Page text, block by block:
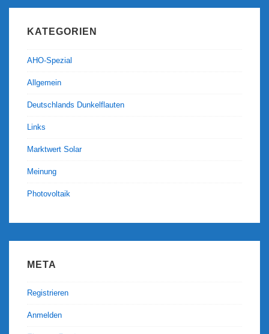
KATEGORIEN
AHO-Spezial
Allgemein
Deutschlands Dunkelflauten
Links
Marktwert Solar
Meinung
Photovoltaik
META
Registrieren
Anmelden